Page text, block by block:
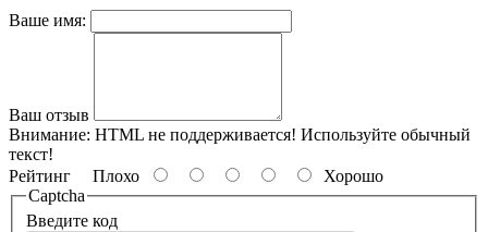
Ваше имя:
Ваш отзыв
Внимание: HTML не поддерживается! Используйте обычный
текст!
Рейтинг Плохо
Хорошо
Captcha
Введите код